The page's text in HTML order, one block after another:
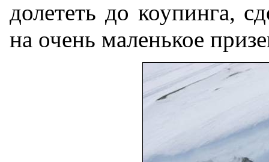
долететь до коупинга,
на очень маленькое